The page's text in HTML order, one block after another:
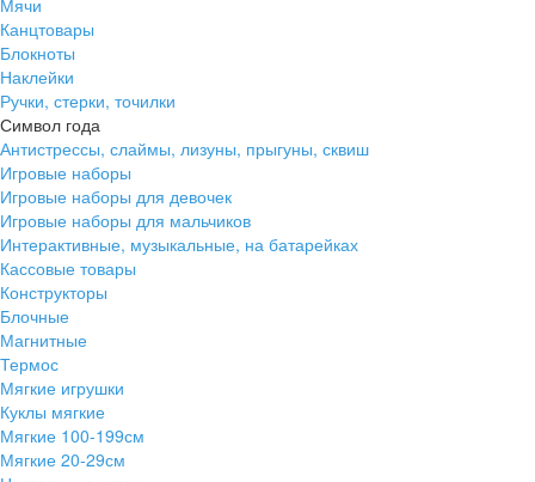
Мячи
Канцтовары
Блокноты
Наклейки
Ручки, стерки, точилки
Символ года
Антистрессы, слаймы, лизуны, прыгуны, сквиш
Игровые наборы
Игровые наборы для девочек
Игровые наборы для мальчиков
Интерактивные, музыкальные, на батарейках
Кассовые товары
Конструкторы
Блочные
Магнитные
Термос
Мягкие игрушки
Куклы мягкие
Мягкие 100-199см
Мягкие 20-29см